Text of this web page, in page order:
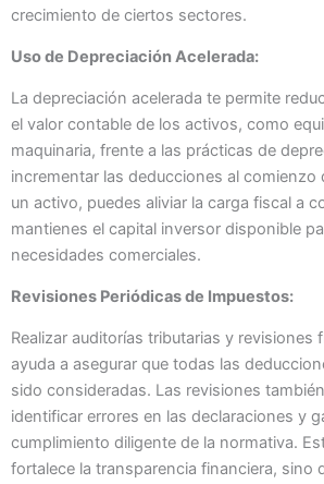
crecimiento de ciertos sectores.
Uso de Depreciación Acelerada:
La depreciación acelerada te permite
el valor contable de los activos, como
maquinaria, frente a las prácticas de
incrementar las deducciones al comienzo
un activo, puedes aliviar la carga fiscal a
mantienes el capital inversor disponible
necesidades comerciales.
Revisiones Periódicas de Impuestos:
Realizar auditorías tributarias y revisiones
ayuda a asegurar que todas las
sido consideradas. Las revisiones
identificar errores en las declaraciones y
cumplimiento diligente de la normativa.
fortalece la transparencia financiera, sino